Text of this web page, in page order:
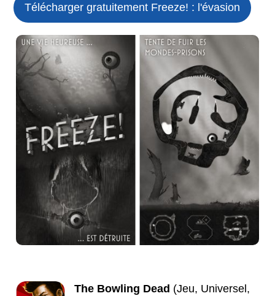
Télécharger gratuitement Freeze! : l'évasion
The Bowling Dead (Jeu, Universel,